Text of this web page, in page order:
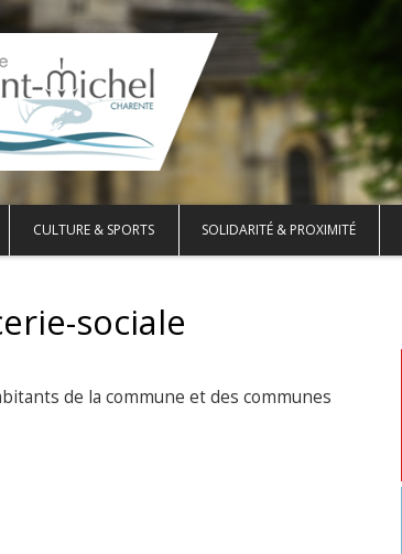
CULTURE & SPORTS SOLIDARITÉ & PROXIMITÉ
sociale
de la commune et des communes